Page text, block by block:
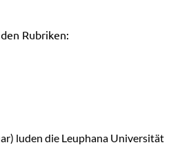
Rubriken:
luden die Leuphana Universität